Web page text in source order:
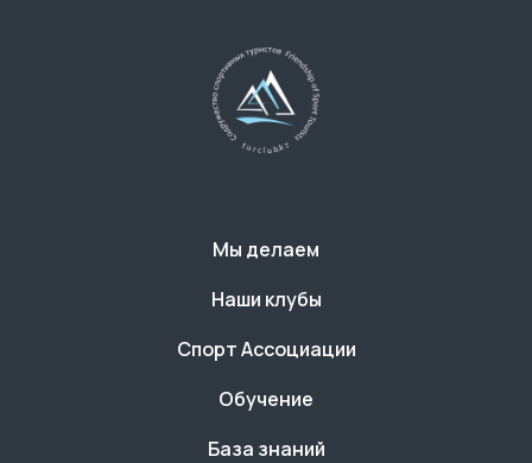
Мы делаем
Наши клубы
Спорт Ассоциации
Обучение
База знаний